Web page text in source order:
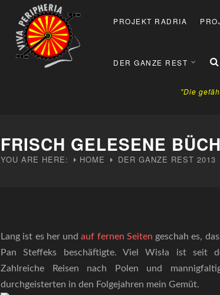
PROJEKT RADRIA
DER GANZE REST
"Die
FRISCH GELESENE
YOU ARE HERE: HOME DER GANZE REST 2013
Lang ist es her undauf fernen Seiten geschah es,
Pan Steffeks beschäftigte. Viel Wisła ist seit
Zahlreiche Reisen nach Polen und
durchgeisterten in den Folgejahren mein Gemüt.